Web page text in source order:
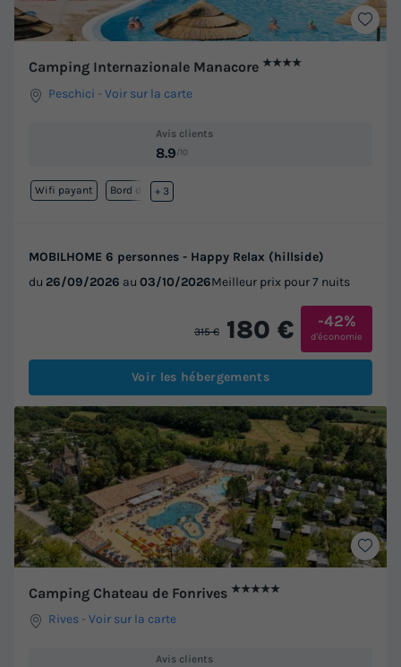
Camping Internazionale Manacore ★★★★
Peschici -Voir sur la carte
Avis clients
8.9/10
Wifi payant Bord de mer
+ 3
MOBILHOME 6 personnes - Happy Relax (hillside)
du 26/09/2026 au 03/10/2026Meilleur prix pour 7 nuits
315 € 180 € -42%
d'économie
Voir les hébergements
Camping Chateau de Fonrives ★★★★★
Rives -Voir sur la carte
Avis clients